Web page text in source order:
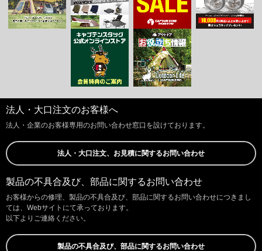
法人・大口注文のお客様へ
法人・企業のお客様専用のお問い合わせ窓口を設けております。
法人・大口注文、お見積に関するお問い合わせ
製品の不具合及び、部品に関するお問い合わせ
お客様からの修理、製品の不具合及び、部品に関するお問い合わせにつきまし
ては、Webサイトにて承っております。
以下よりご連絡ください。
製品の不具合及び、部品に関するお問い合わせ